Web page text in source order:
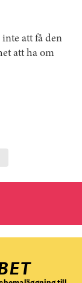
att få den
att ha om